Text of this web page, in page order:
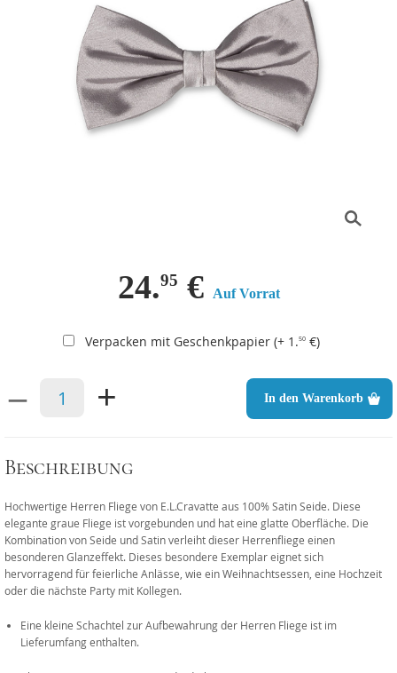
24.95 € Auf Vorrat
Verpacken mit Geschenkpapier (+ 1.50 €)
– + In den Warenkorb
Beschreibung
Hochwertige Herren Fliege von E.L.Cravatte aus 100% Satin Seide. Diese
elegante graue Fliege ist vorgebunden und hat eine glatte Oberfläche. Die
Kombination von Seide und Satin verleiht dieser Herrenfliege einen
besonderen Glanzeffekt. Dieses besondere Exemplar eignet sich
hervorragend für feierliche Anlässe, wie ein Weihnachtsessen, eine Hochzeit
oder die nächste Party mit Kollegen.
Eine kleine Schachtel zur Aufbewahrung der Herren Fliege ist im
Lieferumfang enthalten.